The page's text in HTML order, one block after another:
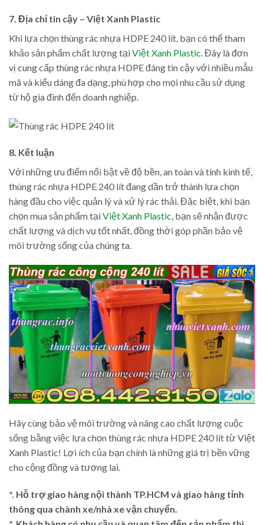
7. Địa chỉ tin cậy – Việt Xanh Plastic
Khi lựa chọn thùng rác nhựa HDPE 240 lít, bạn có thể tham
khảo sản phẩm chất lượng tạiViệt Xanh Plastic. Đây là đơn
vị cung cấp thùng rác nhựa HDPE đáng tin cậy với nhiều mẫu
mã và kiểu dáng đa dạng, phù hợp cho mọi nhu cầu sử dụng
từ hộ gia đình đến doanh nghiệp.
8. Kết luận
Với những ưu điểm nổi bật về độ bền, an toàn và tính kinh tế,
thùng rác nhựa HDPE 240 lít đang dần trở thành lựa chọn
hàng đầu cho việc quản lý và xử lý rác thải. Đặc biệt, khi bạn
chọn mua sản phẩm tạiViệt Xanh Plastic, bạn sẽ nhận được
chất lượng và dịch vụ tốt nhất, đồng thời góp phần bảo vệ
môi trường sống của chúng ta.
Hãy cùng bảo vệ môi trường và nâng cao chất lượng cuộc
sống bằng việc lựa chọn thùng rác nhựa HDPE 240 lít từ Việt
Xanh Plastic! Lợi ích của bạn chính là những giá trị bền vững
cho cộng đồng và tương lai.
*. Hỗ trợ giao hàng nội thành TP.HCM và giao hàng tỉnh
thông qua chành xe/nhà xe vận chuyển.